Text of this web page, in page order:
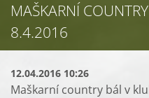
MAŠKARNÍ
8.4.2016
12.04.2016 10:26
Maškarní country bál v